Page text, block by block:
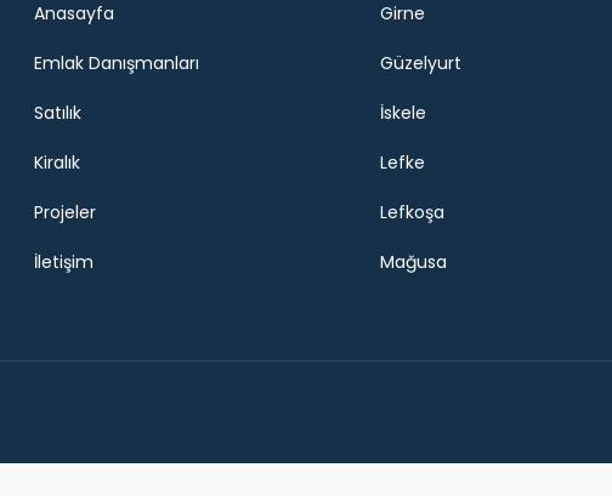
Anasayfa
Emlak Danışmanları
Satılık
Kiralık
Projeler
İletişim
Girne
Güzelyurt
İskele
Lefke
Lefkoşa
Mağusa